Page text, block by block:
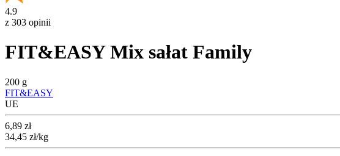
4.9
z 303 opinii
FIT&EASY Mix sałat Family
200 g
FIT&EASY
UE
Cena
6,89 zł
34,45 zł/kg